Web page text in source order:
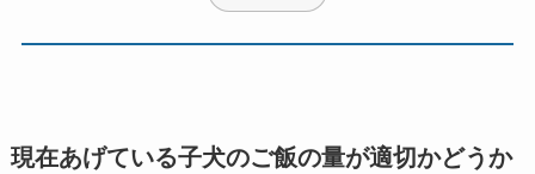
現在あげている子犬のご飯の量が適切かどうか